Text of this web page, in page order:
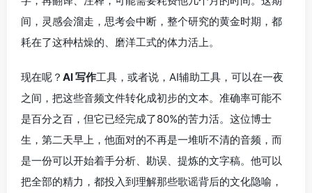
间，灵感会溜走，思考会中断，整个研究的黄金时期，都
耗在了这种枯燥的、磨洋工式的体力活上。
现在呢？ AI 写作工具，或者说，AI辅助工具，可以在一夜
之间，把这些音频文件转化成初步的文本。准确率可能不
是百分之百，但它已经完成了80%的苦力活。这位博士
生，第二天早上，他面对的不再是一堆听不清的音频，而
是一份可以开始着手分析、勘误、提炼的文字稿。他可以
把全部的精力，都投入到理解那些歌谣背后的文化隐喻，